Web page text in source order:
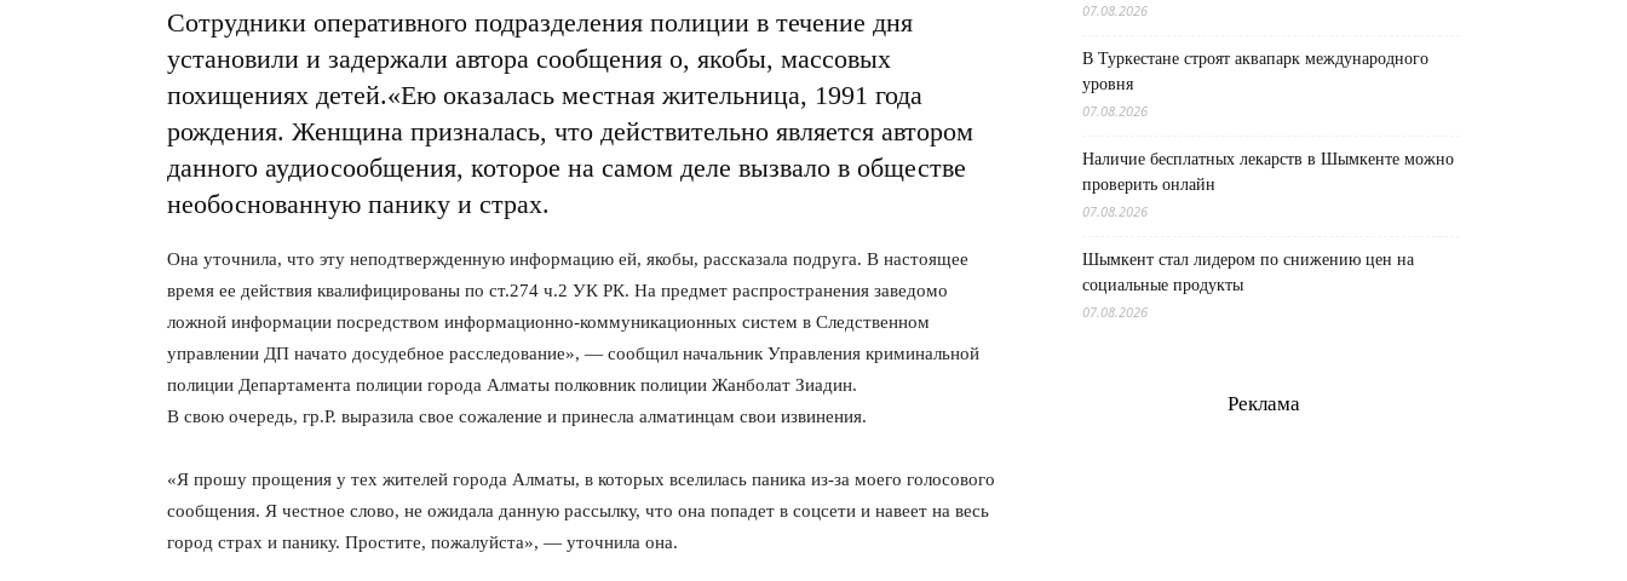
Сотрудники оперативного подразделения полиции в течение дня
установили и задержали автора сообщения о, якобы, массовых
похищениях детей.«Ею оказалась местная жительница, 1991 года
рождения. Женщина призналась, что действительно является автором
данного аудиосообщения, которое на самом деле вызвало в обществе
необоснованную панику и страх.
Она уточнила, что эту неподтвержденную информацию ей, якобы, рассказала подруга. В настоящее
время ее действия квалифицированы по ст.274 ч.2 УК РК. На предмет распространения заведомо
ложной информации посредством информационно-коммуникационных систем в Следственном
управлении ДП начато досудебное расследование», — сообщил начальник Управления криминальной
полиции Департамента полиции города Алматы полковник полиции Жанболат Зиадин.
В свою очередь, гр.Р. выразила свое сожаление и принесла алматинцам свои извинения.
«Я прошу прощения у тех жителей города Алматы, в которых вселилась паника из-за моего голосового
сообщения. Я честное слово, не ожидала данную рассылку, что она попадет в соцсети и навеет на весь
город страх и панику. Простите, пожалуйста», — уточнила она.
07.08.2026
В Туркестане строят аквапарк международного
уровня
07.08.2026
Наличие бесплатных лекарств в Шымкенте можно
проверить онлайн
07.08.2026
Шымкент стал лидером по снижению цен на
социальные продукты
07.08.2026
Реклама